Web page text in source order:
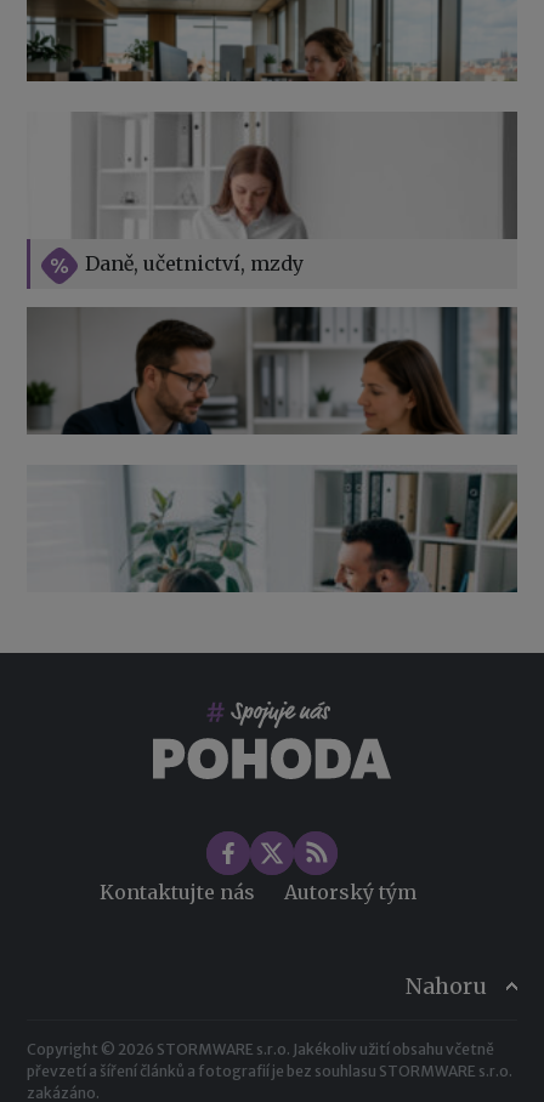
Daně, učetnictví, mzdy
Vše o překážkách v práci na straně zaměstnavatele
Výpověď ze zdravotních důvodů 2026 – průvodce pro
zaměstnavatele
Přehledy pro OSSZ a zdravotní pojišťovny – jak na ně
v roce 2026
Kontaktujte nás Autorský tým
Nahoru
Copyright © 2026 STORMWARE s.r.o. Jakékoliv užití obsahu včetně
převzetí a šíření článků a fotografií je bez souhlasu STORMWARE s.r.o.
zakázáno.